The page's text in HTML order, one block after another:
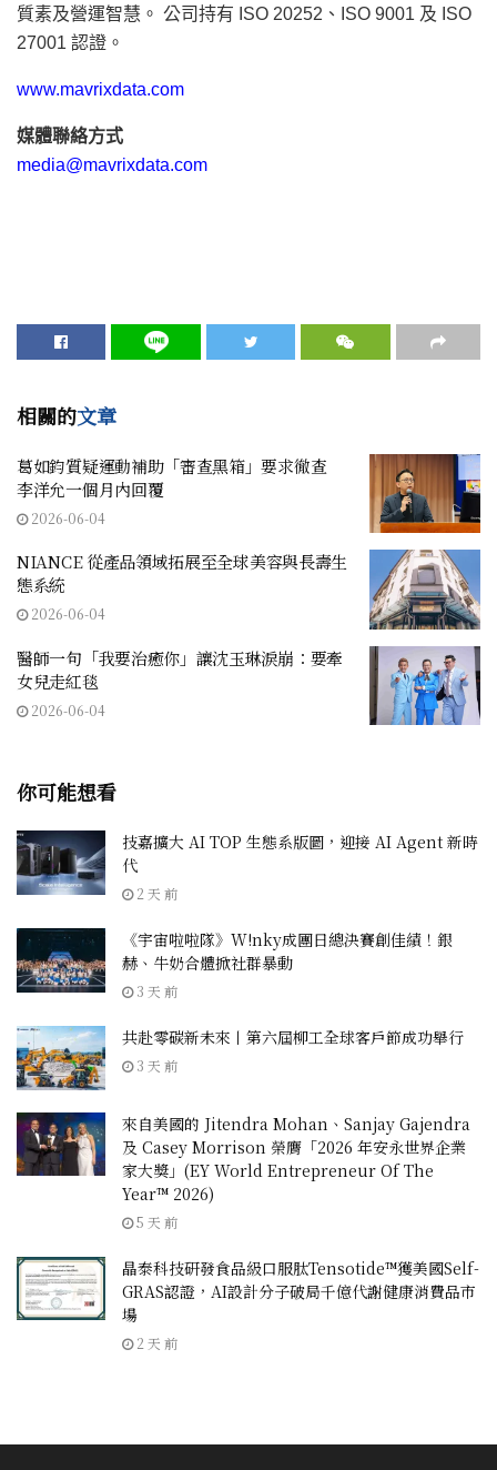
質素及營運智慧。 公司持有 ISO 20252、ISO 9001 及 ISO
27001 認證。
www.mavrixdata.com
媒體聯絡方式
media@mavrixdata.com
相關的文章
葛如鈞質疑運動補助「審查黑箱」要求徹查
李洋允一個月內回覆
2026-06-04
NIANCE 從產品領域拓展至全球美容與長壽生
態系統
2026-06-04
醫師一句「我要治癒你」讓沈玉琳淚崩：要牽
女兒走紅毯
2026-06-04
你可能想看
技嘉擴大 AI TOP 生態系版圖，迎接 AI Agent 新時
代
2 天 前
《宇宙啦啦隊》W!nky成團日總決賽創佳績！銀
赫、牛奶合體掀社群暴動
3 天 前
共赴零碳新未來丨第六屆柳工全球客戶節成功舉行
3 天 前
來自美國的 Jitendra Mohan、Sanjay Gajendra
及 Casey Morrison 榮膺「2026 年安永世界企業
家大獎」(EY World Entrepreneur Of The
Year™ 2026)
5 天 前
晶泰科技研發食品級口服肽Tensotide™獲美國Self-
GRAS認證，AI設計分子破局千億代謝健康消費品市
場
2 天 前